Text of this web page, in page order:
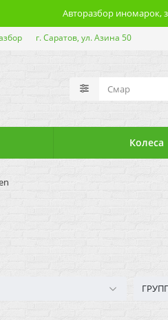
Авторазбор иномарок,
г. Саратов, ул. Азина 50
Колеса